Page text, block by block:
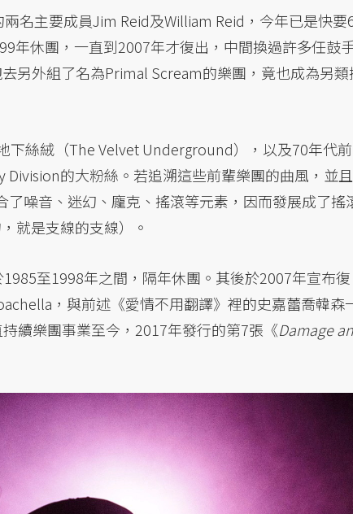
名主要成員Jim Reid及William Reid，今年已是快要
年休團，一直到2007年才復出，中間換過許多任鼓
另外組了名為Primal Scream的樂團，竟也成為另類
下絲絨（The Velvet Underground），以及70年代前
的大粉絲。若追溯這些前輩樂團的曲風，並且
了噪音、迷幻、龐克、搖滾等元素，因而發展成了搖
就是支線的支線）。
至1998年之間，隔年休團。其後於2007年宣布復
，與前述《愛情不用翻譯》裡的史嘉蕾喬韓森
續樂團事業至今，2017年發行的第7張《Damage